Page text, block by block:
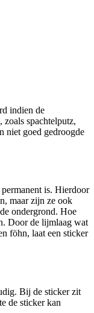
indien de
spachtelputz,
niet goed gedroogde
is. Hierdoor
maar zijn ze ook
ondergrond. Hoe
Door de lijmlaag wat
föhn, laat een sticker
Bij de sticker zit
de sticker kan